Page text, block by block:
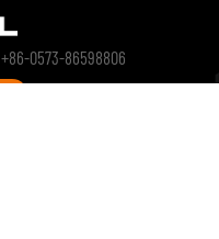
+86-0573-86598806